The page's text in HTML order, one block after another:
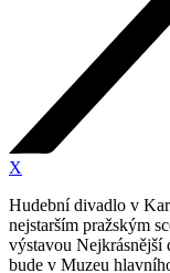
X
Hudební divadlo v
nejstarším pražským
výstavou
bude v Muzeu